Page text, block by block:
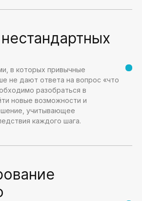
в которых привычные
не дают ответа на вопрос «что
разобраться в
новые возможности и
учитывающее
каждого шага.